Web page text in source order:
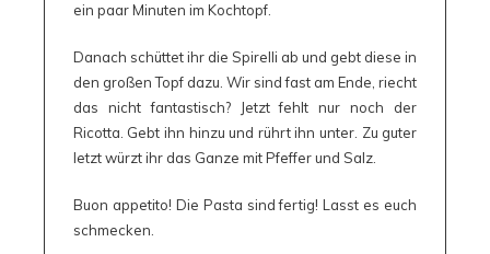
ein paar Minuten im Kochtopf.
Danach schüttet ihr die Spirelli ab und gebt diese in
den großen Topf dazu. Wir sind fast am Ende, riecht
das nicht fantastisch? Jetzt fehlt nur noch der
Ricotta. Gebt ihn hinzu und rührt ihn unter. Zu guter
letzt würzt ihr das Ganze mit Pfeffer und Salz.
Buon appetito! Die Pasta sind fertig! Lasst es euch
schmecken.